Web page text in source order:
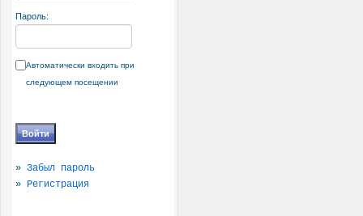
Пароль:
Автоматически входить при
следующем посещении
» Забыл пароль
» Регистрация